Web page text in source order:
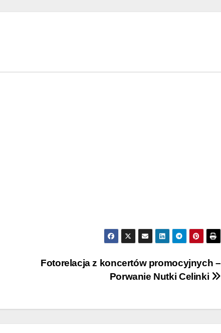
Fotorelacja z koncertów promocyjnych –
Porwanie Nutki Celinki